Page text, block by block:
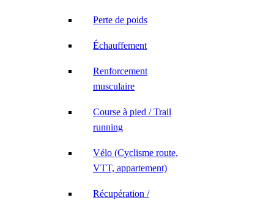
Perte de poids
Échauffement
Renforcement
musculaire
Course à pied / Trail
running
Vélo (Cyclisme route,
VTT, appartement)
Récupération /